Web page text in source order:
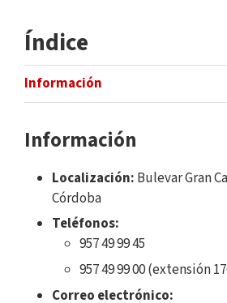
Índice
Información
Información
Localización: Bulevar Gran
Córdoba
Teléfonos:
957 49 99 45
957 49 99 00 (extensión
Correo electrónico: